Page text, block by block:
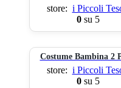
store: i Piccoli
0su 5
Costume Bambina 2
store: i Piccoli
0su 5